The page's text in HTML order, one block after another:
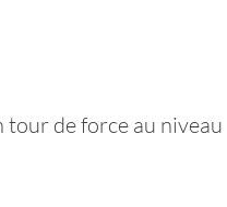
tour de force au niveau